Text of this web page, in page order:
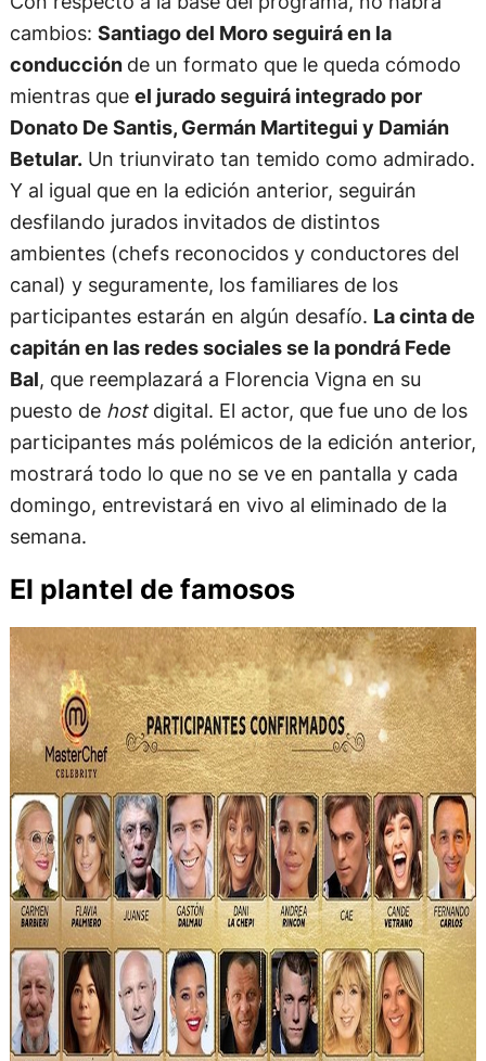
cambios: Santiago del Moro seguirá en la
conducción de un formato que le queda cómodo
mientras que el jurado seguirá integrado por
Donato De Santis, Germán Martitegui y Damián
Betular.Un triunvirato tan temido como admirado.
Y al igual que en la edición anterior, seguirán
desfilando jurados invitados de distintos
ambientes (chefs reconocidos y conductores del
canal) y seguramente, los familiares de los
participantes estarán en algún desafío. La cinta de
capitán en las redes sociales se la pondrá Fede
Bal, que reemplazará a Florencia Vigna en su
puesto de hostdigital. El actor, que fue uno de los
participantes más polémicos de la edición anterior,
mostrará todo lo que no se ve en pantalla y cada
domingo, entrevistará en vivo al eliminado de la
semana.
El plantel de famosos